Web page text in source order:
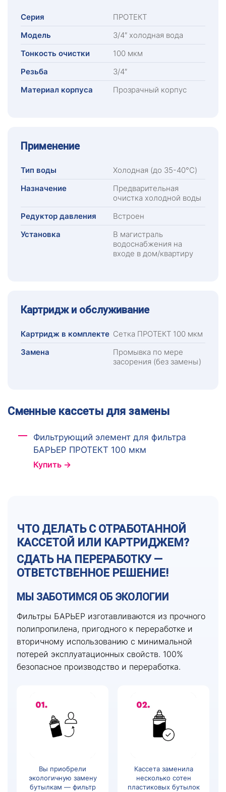
Серия
ПРОТЕКТ
Модель
3/4″ холодная вода
Тонкость очистки
100 мкм
Резьба
3/4″
Материал корпуса
Прозрачный корпус
Применение
Тип воды
Холодная (до 35-40°C)
Назначение
Предварительная
очистка холодной воды
Редуктор давления
Встроен
Установка
В магистраль
водоснабжения на
входе в дом/квартиру
Картридж и обслуживание
Картридж в комплекте Сетка ПРОТЕКТ 100 мкм
Замена
Промывка по мере
засорения (без замены)
Сменные кассеты для замены
Фильтрующий элемент для фильтра
БАРЬЕР ПРОТЕКТ 100 мкм
Купить →
ЧТО ДЕЛАТЬ С ОТРАБОТАННОЙ
КАССЕТОЙ ИЛИ КАРТРИДЖЕМ?
СДАТЬ НА ПЕРЕРАБОТКУ —
ОТВЕТСТВЕННОЕ РЕШЕНИЕ!
МЫ ЗАБОТИМСЯ ОБ ЭКОЛОГИИ
Фильтры БАРЬЕР изготавливаются из прочного
полипропилена, пригодного к переработке и
вторичному использованию с минимальной
потерей эксплуатационных свойств. 100%
безопасное производство и переработка.
Вы приобрели
экологичную замену
бутылкам — фильтр
Кассета заменила
несколько сотен
пластиковых бутылок